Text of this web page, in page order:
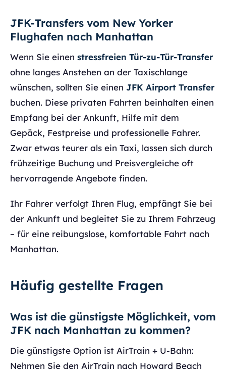
JFK-Transfers vom New Yorker
Flughafen nach Manhattan
Wenn Sie einen stressfreien Tür-zu-Tür-Transfer
ohne langes Anstehen an der Taxischlange
wünschen, sollten Sie einen JFK Airport Transfer
buchen. Diese privaten Fahrten beinhalten einen
Empfang bei der Ankunft, Hilfe mit dem
Gepäck, Festpreise und professionelle Fahrer.
Zwar etwas teurer als ein Taxi, lassen sich durch
frühzeitige Buchung und Preisvergleiche oft
hervorragende Angebote finden.
Ihr Fahrer verfolgt Ihren Flug, empfängt Sie bei
der Ankunft und begleitet Sie zu Ihrem Fahrzeug
– für eine reibungslose, komfortable Fahrt nach
Manhattan.
Häufig gestellte Fragen
Was ist die günstigste Möglichkeit, vom
JFK nach Manhattan zu kommen?
Die günstigste Option ist AirTrain + U-Bahn:
Nehmen Sie den AirTrain nach Howard Beach